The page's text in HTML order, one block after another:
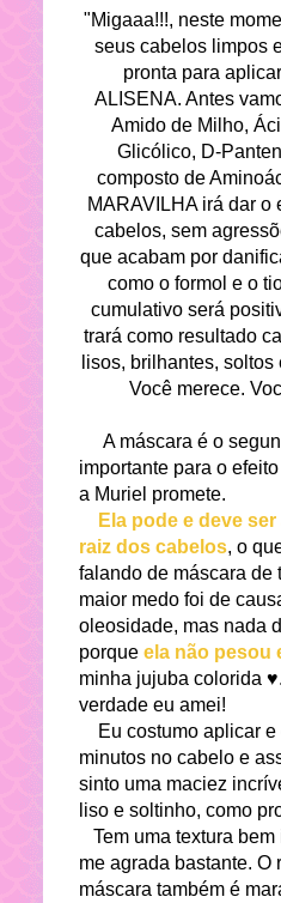
"Migaaa!!!, neste
seus cabelos limpos
pronta para
ALISENA. Antes
Amido de Milho,
Glicólico, D-
composto de
MARAVILHA irá dar o
cabelos, sem
que acabam por
como o formol e o
cumulativo será
trará como resultado
lisos, brilhantes,
Você merece.
A máscara é o
importante para o
a Muriel promete.
Ela pode e deve
raiz dos cabelos, o
falando de máscara de
maior medo foi de
oleosidade, mas nada
porque ela não pesou
minha jujuba colorida
verdade eu amei!
Eu costumo aplicar e
minutos no cabelo e
sinto uma maciez
liso e soltinho, como
Tem uma textura
me agrada bastante. O
máscara também é